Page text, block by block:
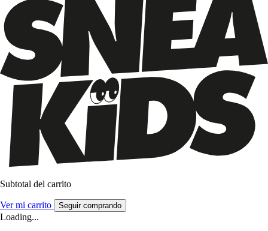
Subtotal del carrito
Ver mi carrito Seguir comprando
Loading...